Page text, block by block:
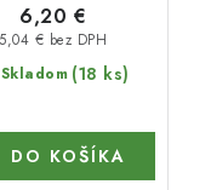
Skladom (18 ks)
5,04 € bez DPH
6,20 €
DO KOŠÍKA